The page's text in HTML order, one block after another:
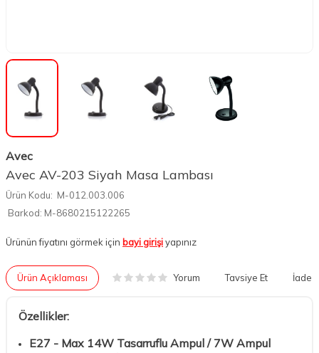
Avec
Avec AV-203 Siyah Masa Lambası
Ürün Kodu: M-012.003.006
Barkod: M-8680215122265
Ürünün fiyatını görmek için bayi girişiyapınız
Ürün Açıklaması Yorum Tavsiye Et İade
Özellikler:
E27 - Max 14W Tasarruflu Ampul / 7W Ampul